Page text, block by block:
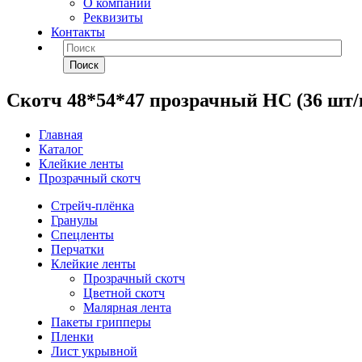
О компании
Реквизиты
Контакты
Поиск
Скотч 48*54*47 прозрачный НС (36 шт/
Главная
Каталог
Клейкие ленты
Прозрачный скотч
Стрейч-плёнка
Гранулы
Спецленты
Перчатки
Клейкие ленты
Прозрачный скотч
Цветной скотч
Малярная лента
Пакеты грипперы
Пленки
Лист укрывной